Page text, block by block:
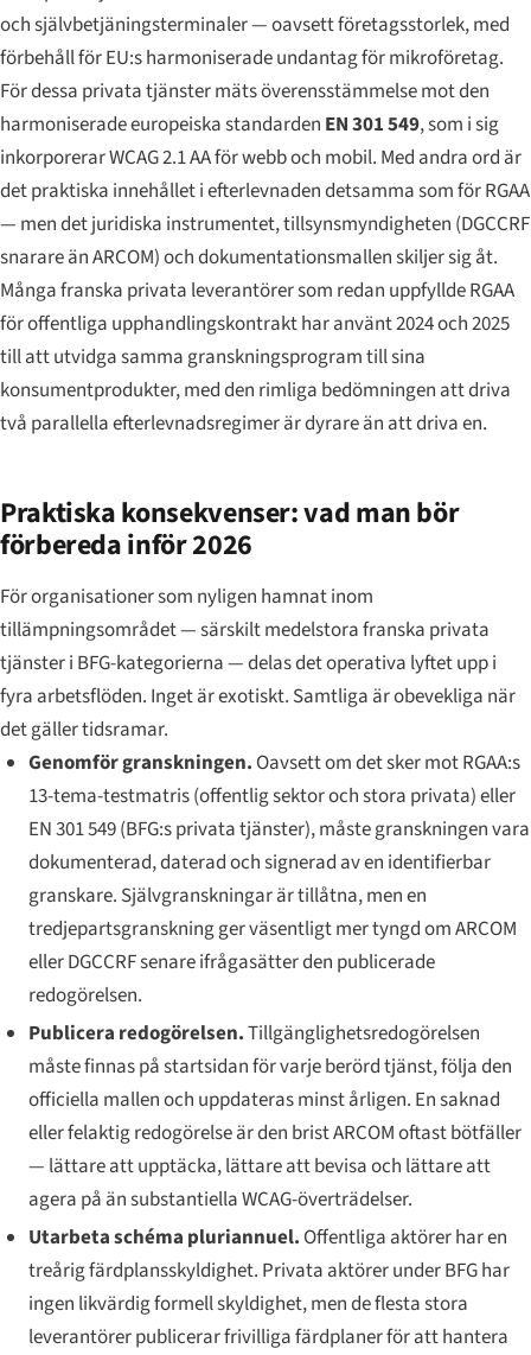
och självbetjäningsterminaler — oavsett företagsstorlek, med
förbehåll för EU:s harmoniserade undantag för mikroföretag.
För dessa privata tjänster mäts överensstämmelse mot den
harmoniserade europeiska standarden EN 301 549, som i sig
inkorporerar WCAG 2.1 AA för webb och mobil. Med andra ord är
det praktiska innehållet i efterlevnaden detsamma som för RGAA
— men det juridiska instrumentet, tillsynsmyndigheten (DGCCRF
snarare än ARCOM) och dokumentationsmallen skiljer sig åt.
Många franska privata leverantörer som redan uppfyllde RGAA
för offentliga upphandlingskontrakt har använt 2024 och 2025
till att utvidga samma granskningsprogram till sina
konsumentprodukter, med den rimliga bedömningen att driva
två parallella efterlevnadsregimer är dyrare än att driva en.
Praktiska konsekvenser: vad man bör
förbereda inför 2026
För organisationer som nyligen hamnat inom
tillämpningsområdet — särskilt medelstora franska privata
tjänster i BFG-kategorierna — delas det operativa lyftet upp i
fyra arbetsflöden. Inget är exotiskt. Samtliga är obevekliga när
det gäller tidsramar.
Genomför granskningen. Oavsett om det sker mot RGAA:s
13-tema-testmatris (offentlig sektor och stora privata) eller
EN 301 549 (BFG:s privata tjänster), måste granskningen vara
dokumenterad, daterad och signerad av en identifierbar
granskare. Självgranskningar är tillåtna, men en
tredjepartsgranskning ger väsentligt mer tyngd om ARCOM
eller DGCCRF senare ifrågasätter den publicerade
redogörelsen.
Publicera redogörelsen.Tillgänglighetsredogörelsen
måste finnas på startsidan för varje berörd tjänst, följa den
officiella mallen och uppdateras minst årligen. En saknad
eller felaktig redogörelse är den brist ARCOM oftast bötfäller
— lättare att upptäcka, lättare att bevisa och lättare att
agera på än substantiella WCAG-överträdelser.
Utarbetaschéma pluriannuel. Offentliga aktörer har en
treårig färdplansskyldighet. Privata aktörer under BFG har
ingen likvärdig formell skyldighet, men de flesta stora
leverantörer publicerar frivilliga färdplaner för att hantera